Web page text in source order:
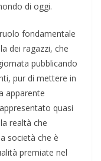
di oggi.
fondamentale
dei ragazzi, che
pubblicando
pur di mettere in
apparente
quasi
realtà che
società che è
premiate nel